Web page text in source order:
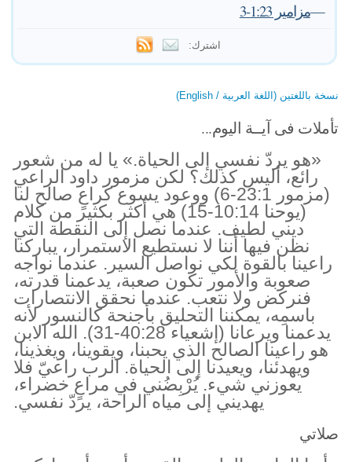
—مزامير 1:23-3
اشترك:
نسخة باللغتين (اللغة العربية / English)
تأملات فى آيــة اليوم...
«هو يردّ نفسي إلى الحياة.» يا له من شعور
رائع، أليس كذلك؟ لكن مزمور داود الراعي
(مزمور 23:1-6) ووعود يسوع كراعٍ صالح لنا
(يوحنا 10:14-15) هي أكثر بكثير من كلام
ديني لطيف. عندما نصل إلى النقطة التي
نظن فيها أننا لا نستطيع الاستمرار، يباركنا
راعينا بالقوة لكي نواصل السير. عندما نواجه
صعوبة والأمور تكون صعبة، يدعمنا قدرته،
فنركض ولا نتعب. عندما نحقق الانتصارات
باسمِه، يمكننا التحليق بأجنحة كالنسور لأنه
يدعمنا ويرعانا (إشعياء 40:28-31). الله الابن
هو راعينا الصالح الذي يحبنا، ويقوينا، ويغذينا،
ويهدئنا، ويعيدنا إلى الحياة. الرب راعيّ فلا
يعوزني شيء. يُرْبِضُني في مراعٍ خضراء،
يهديني إلى مياه الراحة، يردّ نفسي.
صلاتي